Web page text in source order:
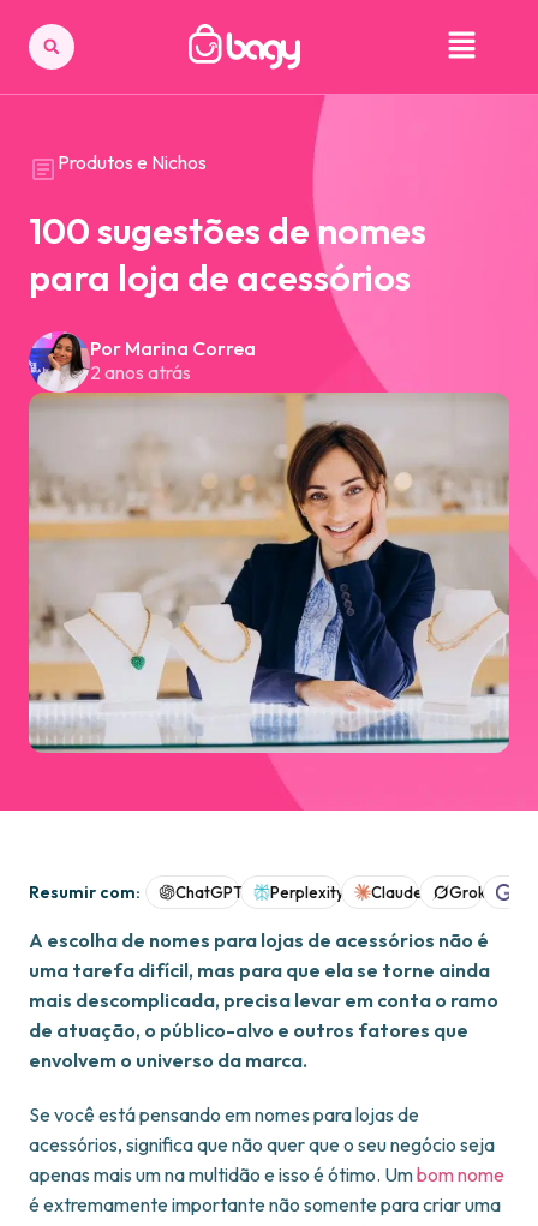
Produtos e Nichos
100 sugestões de nomes
para loja de acessórios
Por Marina Correa
2 anos atrás
Resumir com: ChatGPT Perplexity Claude Grok
A escolha de nomes para lojas de acessórios não é
uma tarefa difícil, mas para que ela se torne ainda
mais descomplicada, precisa levar em conta o ramo
de atuação, o público-alvo e outros fatores que
envolvem o universo da marca.
Se você está pensando em nomes para lojas de
acessórios, significa que não quer que o seu negócio seja
apenas mais um na multidão e isso é ótimo. Umbom nome
é extremamente importante não somente para criar uma